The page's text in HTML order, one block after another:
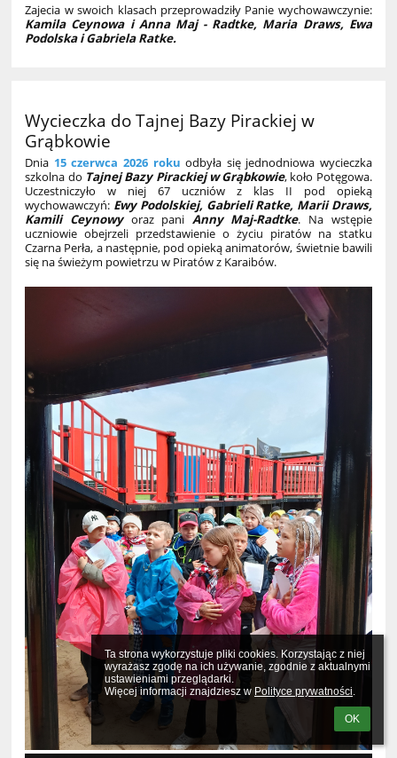
Ta strona wykorzystuje pliki cookies. Korzystając z niej
wyrażasz zgodę na ich używanie, zgodnie z aktualnymi
ustawieniami przeglądarki.
Więcej informacji znajdziesz w Polityce prywatności.
OK
Zajecia w swoich klasach przeprowadziły Panie wychowawczynie:
Kamila Ceynowa i Anna Maj - Radtke, Maria Draws, Ewa
Podolska i Gabriela Ratke.
Wycieczka do Tajnej Bazy Pirackiej w
Grąbkowie
Dnia 15 czerwca 2026 rokuodbyła się jednodniowa wycieczka
szkolna do Tajnej Bazy Pirackiej w Grąbkowie, koło Potęgowa.
Uczestniczyło w niej 67 uczniów z klas II pod opieką
wychowawczyń: Ewy Podolskiej, Gabrieli Ratke, Marii Draws,
Kamili Ceynowyoraz pani Anny Maj-Radtke. Na wstępie
uczniowie obejrzeli przedstawienie o życiu piratów na statku
Czarna Perła, a następnie, pod opieką animatorów, świetnie bawili
się na świeżym powietrzu w Piratów z Karaibów.